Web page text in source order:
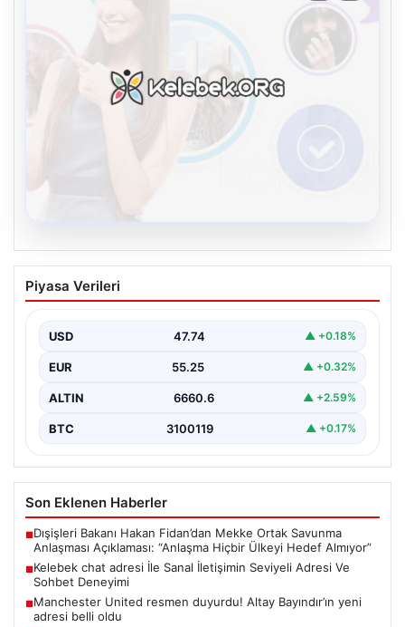
Kelebek chat adresi İle Sanal İletişimin
Seviyeli Adresi Ve Sohbet Deneyimi
kurması ciddi bir değer barındırmaktadır. Günümüzde
birçok…
Piyasa Verileri
USD 47.74 ▲ +0.18%
EUR 55.25 ▲ +0.32%
ALTIN 6660.6 ▲ +2.59%
BTC 3100119 ▲ +0.17%
Son Eklenen Haberler
■Dışişleri Bakanı Hakan Fidan’dan Mekke Ortak Savunma
Anlaşması Açıklaması: “Anlaşma Hiçbir Ülkeyi Hedef Almıyor”
■Kelebek chat adresi İle Sanal İletişimin Seviyeli Adresi Ve
Sohbet Deneyimi
■Manchester United resmen duyurdu! Altay Bayındır’ın yeni
adresi belli oldu